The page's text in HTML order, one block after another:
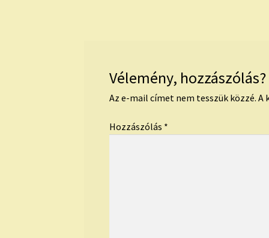
Vélemény, hozzászólás?
Az e-mail címet nem tesszük közzé. A
Hozzászólás *